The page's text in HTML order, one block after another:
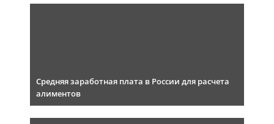
Средняя заработная плата в России для расчета
алиментов